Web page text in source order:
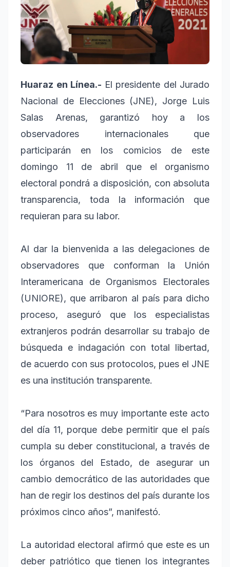
Huaraz en Línea.- El presidente del Jurado
Nacional de Elecciones (JNE), Jorge Luis
Salas Arenas, garantizó hoy a los
observadores internacionales que
participarán en los comicios de este
domingo 11 de abril que el organismo
electoral pondrá a disposición, con absoluta
transparencia, toda la información que
requieran para su labor.
Al dar la bienvenida a las delegaciones de
observadores que conforman la Unión
Interamericana de Organismos Electorales
(UNIORE), que arribaron al país para dicho
proceso, aseguró que los especialistas
extranjeros podrán desarrollar su trabajo de
búsqueda e indagación con total libertad,
de acuerdo con sus protocolos, pues el JNE
es una institución transparente.
“Para nosotros es muy importante este acto
del día 11, porque debe permitir que el país
cumpla su deber constitucional, a través de
los órganos del Estado, de asegurar un
cambio democrático de las autoridades que
han de regir los destinos del país durante los
próximos cinco años”, manifestó.
La autoridad electoral afirmó que este es un
deber patriótico que tienen los integrantes